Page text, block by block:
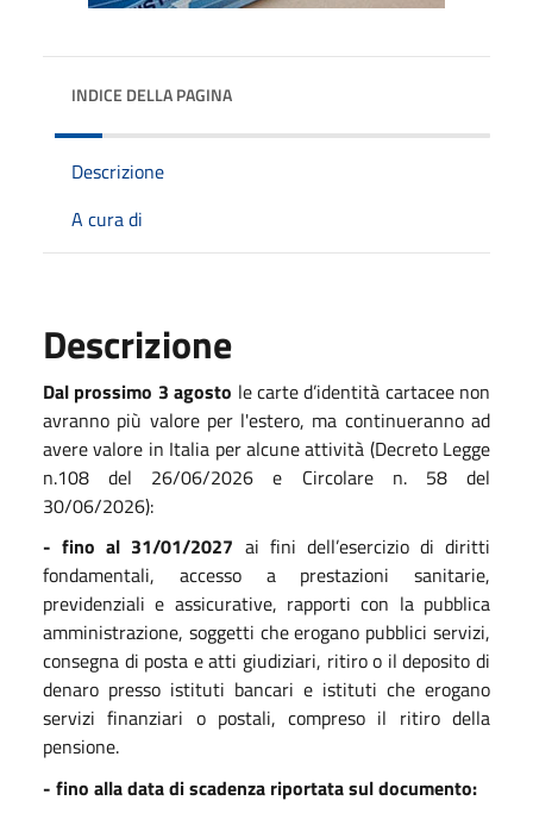
INDICE DELLA PAGINA
Descrizione
A cura di
Descrizione
Dal prossimo 3 agosto le carte d’identità cartacee non
avranno più valore per l'estero, ma continueranno ad
avere valore in Italia per alcune attività (Decreto Legge
n.108 del 26/06/2026 e Circolare n. 58 del
30/06/2026):
- fino al 31/01/2027 ai fini dell’esercizio di diritti
fondamentali, accesso a prestazioni sanitarie,
previdenziali e assicurative, rapporti con la pubblica
amministrazione, soggetti che erogano pubblici servizi,
consegna di posta e atti giudiziari, ritiro o il deposito di
denaro presso istituti bancari e istituti che erogano
servizi finanziari o postali, compreso il ritiro della
pensione.
- fino alla data di scadenza riportata sul documento: